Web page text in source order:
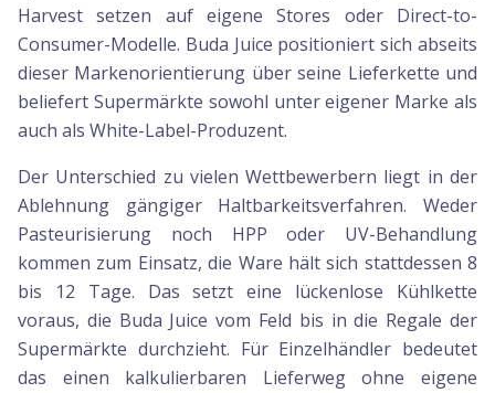
Harvest setzen auf eigene Stores oder Direct-to-
Consumer-Modelle. Buda Juice positioniert sich abseits
dieser Markenorientierung über seine Lieferkette und
beliefert Supermärkte sowohl unter eigener Marke als
auch als White-Label-Produzent.
Der Unterschied zu vielen Wettbewerbern liegt in der
Ablehnung gängiger Haltbarkeitsverfahren. Weder
Pasteurisierung noch HPP oder UV-Behandlung
kommen zum Einsatz, die Ware hält sich stattdessen 8
bis 12 Tage. Das setzt eine lückenlose Kühlkette
voraus, die Buda Juice vom Feld bis in die Regale der
Supermärkte durchzieht. Für Einzelhändler bedeutet
das einen kalkulierbaren Lieferweg ohne eigene